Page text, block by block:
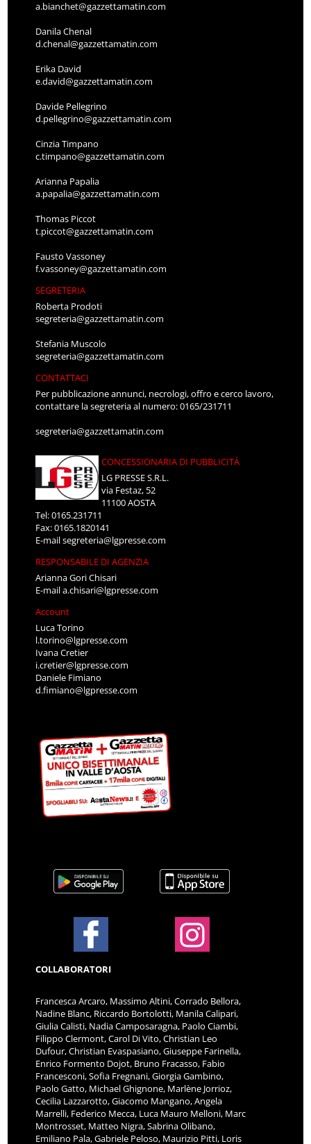
a.bianchet@gazzettamatin.com
Danila Chenal
d.chenal@gazzettamatin.com
Erika David
e.david@gazzettamatin.com
Davide Pellegrino
d.pellegrino@gazzettamatin.com
Cinzia Timpano
c.timpano@gazzettamatin.com
Arianna Papalia
a.papalia@gazzettamatin.com
Thomas Piccot
t.piccot@gazzettamatin.com
Fausto Vassoney
f.vassoney@gazzettamatin.com
SEGRETERIA
Roberta Prodoti
segreteria@gazzettamatin.com
Stefania Muscolo
segreteria@gazzettamatin.com
CONTATTACI
Per pubblicazione annunci, necrologi, offro e cerco lavoro,
contattare la segreteria al numero: 0165/231711
segreteria@gazzettamatin.com
CONCESSIONARIA DI PUBBLICITÀ
LG PRESSE S.R.L.
via Festaz, 52
11100 AOSTA
Tel: 0165.231711
Fax: 0165.1820141
E-mailsegreteria@lgpresse.com
RESPONSABILE DI AGENZIA
Arianna Gori Chisari
E-maila.chisari@lgpresse.com
Account
Luca Torino
l.torino@lgpresse.com
Ivana Cretier
i.cretier@lgpresse.com
Daniele Fimiano
d.fimiano@lgpresse.com
COLLABORATORI
Francesca Arcaro, Massimo Altini, Corrado Bellora,
Nadine Blanc, Riccardo Bortolotti, Manila Calipari,
Giulia Calisti, Nadia Camposaragna, Paolo Ciambi,
Filippo Clermont, Carol Di Vito, Christian Leo
Dufour, Christian Evaspasiano, Giuseppe Farinella,
Enrico Formento Dojot, Bruno Fracasso, Fabio
Francesconi, Sofia Fregnani, Giorgia Gambino,
Paolo Gatto, Michael Ghignone, Marlène Jorrioz,
Cecilia Lazzarotto, Giacomo Mangano, Angela
Marrelli, Federico Mecca, Luca Mauro Melloni, Marc
Montrosset, Matteo Nigra, Sabrina Olibano,
Emiliano Pala, Gabriele Peloso, Maurizio Pitti, Loris